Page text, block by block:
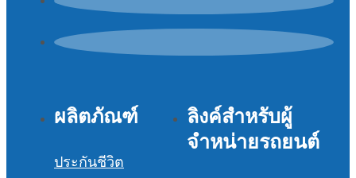
ผลิตภัณฑ์
ประกันชีวิต
ลิงค์สำหรับผู้
จำหน่ายรถยนต์